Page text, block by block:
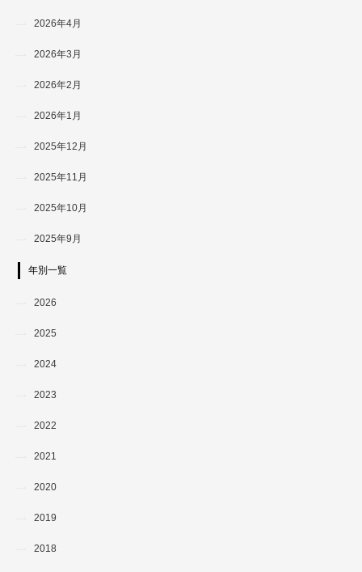
2026年4月
2026年3月
2026年2月
2026年1月
2025年12月
2025年11月
2025年10月
2025年9月
年別一覧
2026
2025
2024
2023
2022
2021
2020
2019
2018